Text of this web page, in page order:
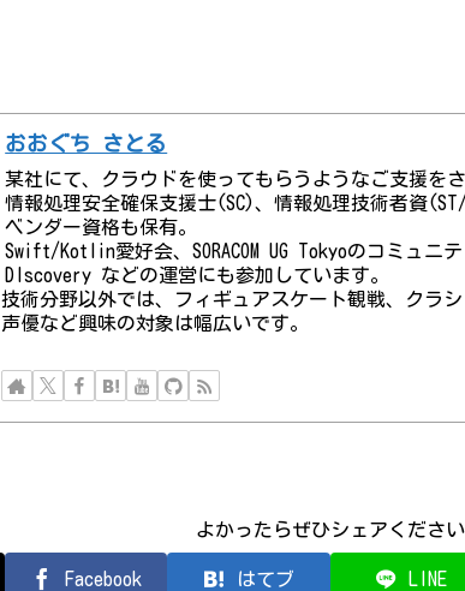
おおぐち さとる
某社にて、クラウドを使ってもらうようなご支援を
情報処理安全確保支援士(SC)、情報処理技術者資(ST/
ベンダー資格も保有。
Swift/Kotlin愛好会、SORACOM UG Tokyoのコミュニ
DIscovery などの運営にも参加しています。
技術分野以外では、フィギュアスケート観戦、クラ
声優など興味の対象は幅広いです。
よかったらぜひシェアください
Facebook はてブ LINE